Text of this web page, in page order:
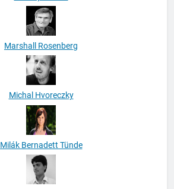
Marshall Rosenberg
Michal Hvoreczky
Milák Bernadett Tünde